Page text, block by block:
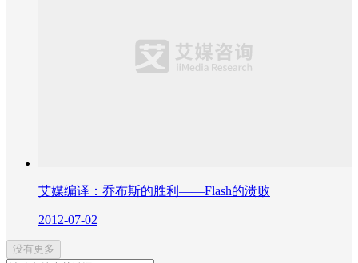
艾媒编译：乔布斯的胜利——Flash的溃败
2012-07-02
没有更多